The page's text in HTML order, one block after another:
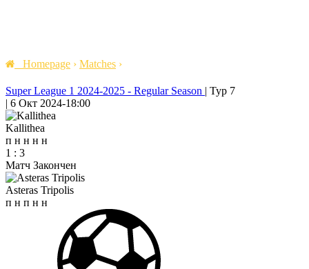
Homepage › Matches ›
Super League 1 2024-2025 - Regular Season | Тур 7
| 6 Окт 2024-18:00
Kallithea
п н н н н
1 : 3
Матч Закончен
Asteras Tripolis
п н п н н